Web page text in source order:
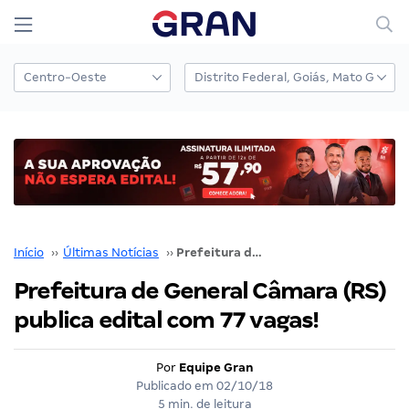
Início ›› Últimas Notícias ›› Prefeitura de General Câmara (RS) publica edital com 77 vagas!
Prefeitura de General Câmara (RS)
publica edital com 77 vagas!
Por Equipe Gran
Publicado em 02/10/18
5 min. de leitura